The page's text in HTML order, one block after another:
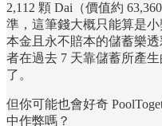
2,112 顆 Dai（價值約
準，這筆錢大概只能算是
本金且永不賠本的儲蓄樂
者在過去 7 天靠儲蓄所產
了。
但你可能也會好奇
中作弊嗎？